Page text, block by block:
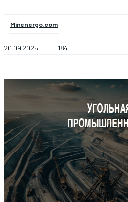
Minenergo.com
20.09.2025 184